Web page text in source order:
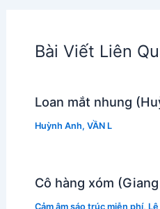
Bài Viết Liên
Loan mắt nhung
Huỳnh Anh, VẦN L
Cô hàng xóm
Cảm âm sáo trúc miễn phí,